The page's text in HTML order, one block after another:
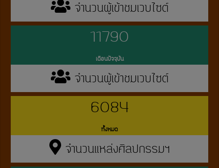
จำนวนผู้เข้าชมเวบไซต์
11790
เดือนปัจจุบัน
จำนวนผู้เข้าชมเวบไซต์
6084
ทั้งหมด
จำนวนแหล่งศิลปกรรมฯ